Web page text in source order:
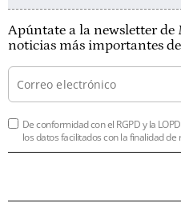
Apúntate a la newsletter
noticias más importantes
De conformidad con el RGPD y la
los datos facilitados con la finalidad